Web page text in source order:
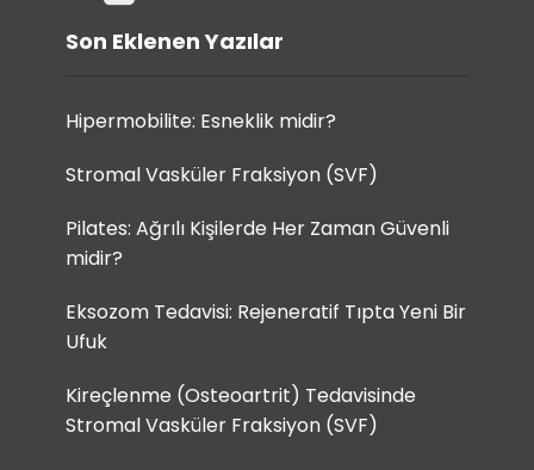
Son Eklenen Yazılar
Hipermobilite: Esneklik midir?
Stromal Vasküler Fraksiyon (SVF)
Pilates: Ağrılı Kişilerde Her Zaman Güvenli
midir?
Eksozom Tedavisi: Rejeneratif Tıpta Yeni Bir
Ufuk
Kireçlenme (Osteoartrit) Tedavisinde
Stromal Vasküler Fraksiyon (SVF)